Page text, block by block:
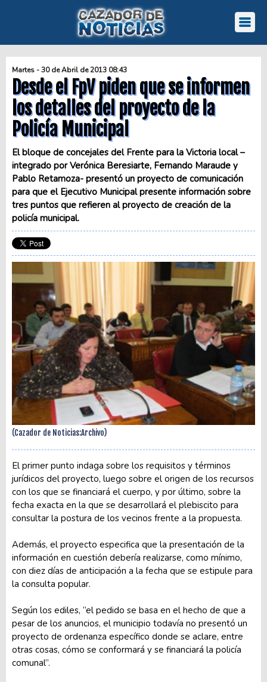
Martes - 30 de Abril de 2013 08:43
Desde el FpV piden que se informen
los detalles del proyecto de la
Policía Municipal
El bloque de concejales del Frente para la Victoria local –
integrado por Verónica Beresiarte, Fernando Maraude y
Pablo Retamoza- presentó un proyecto de comunicación
para que el Ejecutivo Municipal presente información sobre
tres puntos que refieren al proyecto de creación de la
policía municipal.
(Cazador de Noticias:Archivo)
El primer punto indaga sobre los requisitos y términos
jurídicos del proyecto, luego sobre el origen de los recursos
con los que se financiará el cuerpo, y por último, sobre la
fecha exacta en la que se desarrollará el plebiscito para
consultar la postura de los vecinos frente a la propuesta.
Además, el proyecto especifica que la presentación de la
información en cuestión debería realizarse, como mínimo,
con diez días de anticipación a la fecha que se estipule para
la consulta popular.
Según los ediles, “el pedido se basa en el hecho de que a
pesar de los anuncios, el municipio todavía no presentó un
proyecto de ordenanza específico donde se aclare, entre
otras cosas, cómo se conformará y se financiará la policía
comunal”.